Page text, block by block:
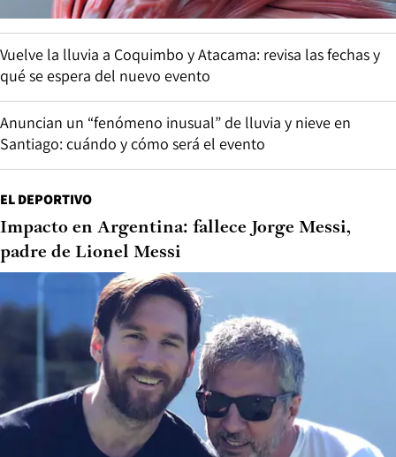
Vuelve la lluvia a Coquimbo y Atacama: revisa las fechas y
qué se espera del nuevo evento
Anuncian un “fenómeno inusual” de lluvia y nieve en
Santiago: cuándo y cómo será el evento
EL DEPORTIVO
Impacto en Argentina: fallece Jorge Messi,
padre de Lionel Messi